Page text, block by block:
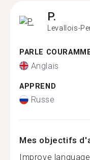
P.
Levallois-
PARLE
Anglais
APPREND
Russe
Mes objectifs
Improve